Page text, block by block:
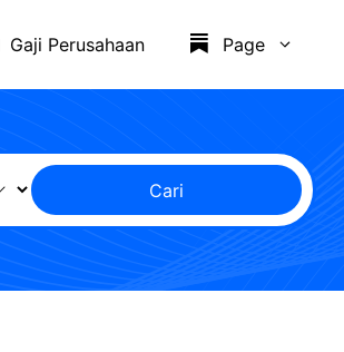
Gaji Perusahaan Page
Cari